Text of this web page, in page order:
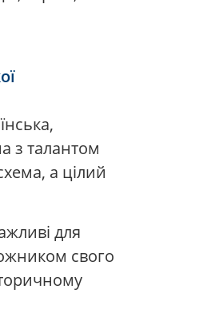
з талантом
а цілий
для
свого